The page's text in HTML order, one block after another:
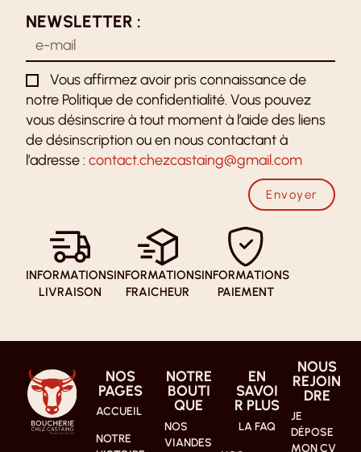
NEWSLETTER :
Vous affirmez avoir pris connaissance de
notre Politique de confidentialité. Vous pouvez
vous désinscrire à tout moment à l’aide des liens
de désinscription ou en nous contactant à
l’adresse :contact.chezcastaing@gmail.com
Envoyer
INFORMATIONS
LIVRAISON
INFORMATIONS
FRAICHEUR
INFORMATIONS
PAIEMENT
NOS
PAGES
ACCUEIL
NOTRE
NOTRE
BOUTI
QUE
NOS
VIANDES
EN
SAVOI
R PLUS
LA FAQ
NOUS
REJOIN
DRE
JE
DÉPOSE
MON CV